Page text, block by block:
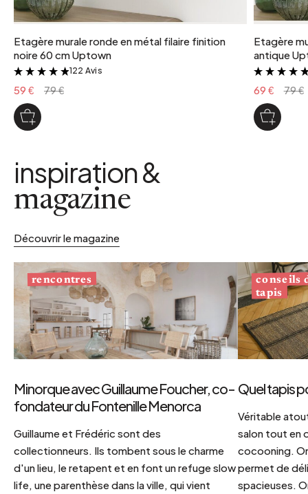
Etagère murale ronde en métal filaire finition
noire 60 cm Uptown
&
122 Avis
59 € 79 €
Etagère
antique
69 € 79 €
inspiration &
magazine
Découvrir le magazine
rencontres
Minorque avec Guillaume Foucher, co-
fondateur du Fontenille Menorca
Guillaume et Frédéric sont des
collectionneurs. Ils tombent sous le charme
d'un lieu, le retapent et en font un refuge slow
life, une parenthèse dans la ville, qui vient
conseils
tapis
Quel tapis
Véritable
salon tout en
cocooning.
permet de
spacieuses.